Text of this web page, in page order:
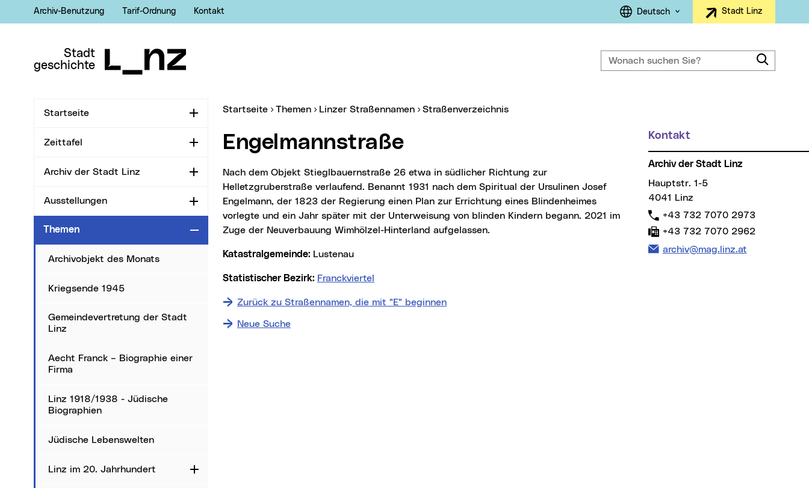
Zur Navigation
Archiv-Benutzung Tarif-Ordnung Kontakt
Sprachauswahl
Deutsch Stadt Linz
Stadt
geschichte
Wonach suchen Sie?
Startseite Aufklappen
Zeittafel Aufklappen
Archiv der Stadt Linz Aufklappen
Ausstellungen Aufklappen
Themen Zuklappen
Archivobjekt des Monats
Kriegsende 1945
Gemeindevertretung der Stadt
Linz
Aecht Franck – Biographie einer
Firma
Linz 1918/1938 - Jüdische
Biographien
Jüdische Lebenswelten
Linz im 20. Jahrhundert Aufklappen
Sie sind hier:
Startseite Themen Linzer Straßennamen Straßenverzeichnis(aktueller Menüpunkt)
Engelmannstraße
Nach dem Objekt Stieglbauernstraße 26 etwa in südlicher Richtung zur
Helletzgruberstraße verlaufend. Benannt 1931 nach dem Spiritual der Ursulinen Josef
Engelmann, der 1823 der Regierung einen Plan zur Errichtung eines Blindenheimes
vorlegte und ein Jahr später mit der Unterweisung von blinden Kindern begann. 2021 im
Zuge der Neuverbauung Wimhölzel-Hinterland aufgelassen.
Katastralgemeinde: Lustenau
Statistischer Bezirk: Franckviertel
Zurück zu Straßennamen, die mit "E" beginnen
Neue Suche
Weitere Informationen
Kontakt
Archiv der Stadt Linz
Hauptstr. 1-5
4041 Linz
Telefon:
+43 732 7070 2973
Fax:
+43 732 7070 2962
E-Mail Adresse:
archiv@mag.linz.at